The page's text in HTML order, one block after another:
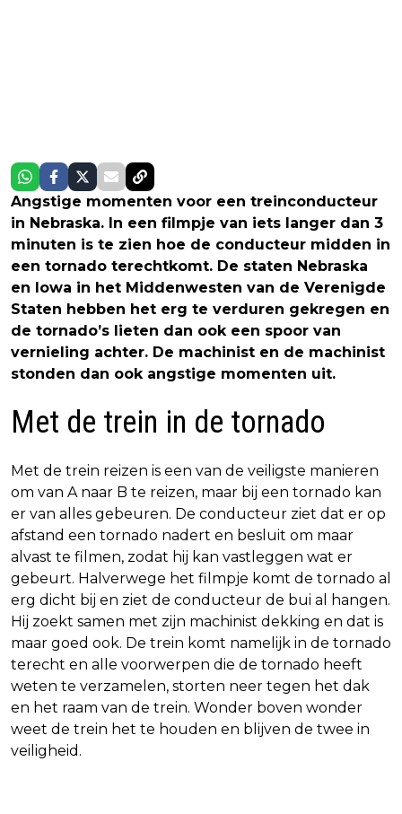
Angstige momenten voor een treinconducteur
in Nebraska. In een filmpje van iets langer dan 3
minuten is te zien hoe de conducteur midden in
een tornado terechtkomt. De staten Nebraska
en Iowa in het Middenwesten van de Verenigde
Staten hebben het erg te verduren gekregen en
de tornado’s lieten dan ook een spoor van
vernieling achter. De machinist en de machinist
stonden dan ook angstige momenten uit.
Met de trein in de tornado
Met de trein reizen is een van de veiligste manieren
om van A naar B te reizen, maar bij een tornado kan
er van alles gebeuren. De conducteur ziet dat er op
afstand een tornado nadert en besluit om maar
alvast te filmen, zodat hij kan vastleggen wat er
gebeurt. Halverwege het filmpje komt de tornado al
erg dicht bij en ziet de conducteur de bui al hangen.
Hij zoekt samen met zijn machinist dekking en dat is
maar goed ook. De trein komt namelijk in de tornado
terecht en alle voorwerpen die de tornado heeft
weten te verzamelen, storten neer tegen het dak
en het raam van de trein. Wonder boven wonder
weet de trein het te houden en blijven de twee in
veiligheid.